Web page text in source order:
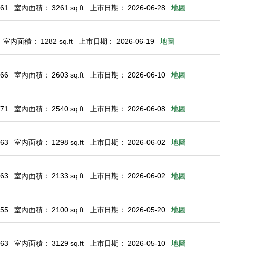
室內面積： 3261 sq.ft 上市日期： 2026-06-28 地圖
室內面積： 1282 sq.ft 上市日期： 2026-06-19 地圖
室內面積： 2603 sq.ft 上市日期： 2026-06-10 地圖
室內面積： 2540 sq.ft 上市日期： 2026-06-08 地圖
室內面積： 1298 sq.ft 上市日期： 2026-06-02 地圖
室內面積： 2133 sq.ft 上市日期： 2026-06-02 地圖
室內面積： 2100 sq.ft 上市日期： 2026-05-20 地圖
室內面積： 3129 sq.ft 上市日期： 2026-05-10 地圖